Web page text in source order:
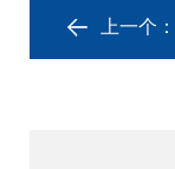
上一个：